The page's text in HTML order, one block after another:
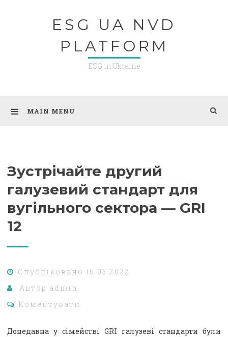
ESG UA NVD
PLATFORM
ESG in Ukraine
MAIN MENU
Зустрічайте другий
галузевий стандарт для
вугільного сектора — GRI
12
Опубліковано 16.03.2022
Автор admin
Коментувати
Донедавна у сімействі GRI галузеві стандарти були